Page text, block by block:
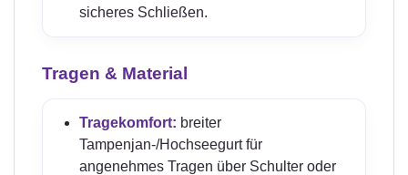
sicheres Schließen.
Tragen & Material
Tragekomfort: breiter
Tampenjan-/Hochseegurt für
angenehmes Tragen über Schulter oder